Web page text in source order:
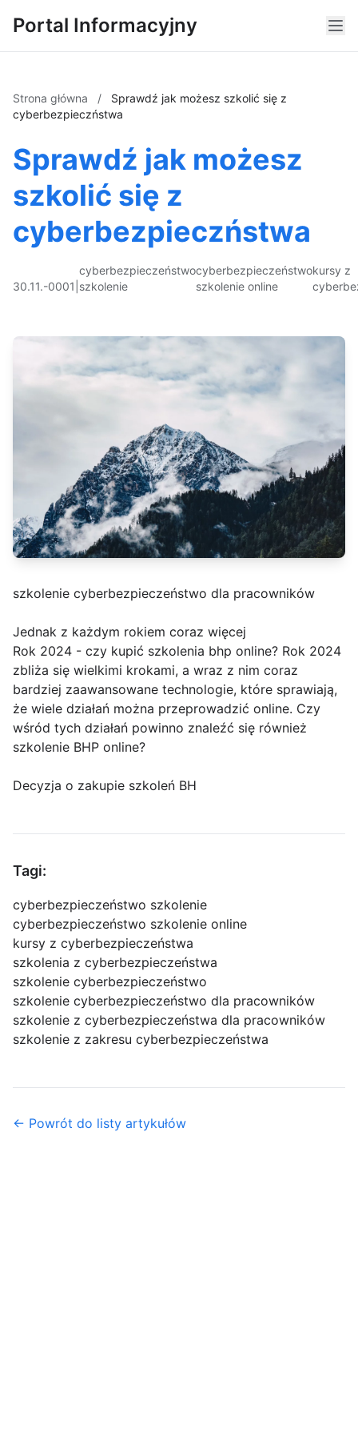
Portal Informacyjny
Strona główna /
Sprawdź jak możesz szkolić się z
cyberbezpieczństwa
Sprawdź jak możesz
szkolić się z
cyberbezpieczństwa
30.11.-0001
cyberbezpieczeństwo
szkolenie
cyberbezpieczeństwo
szkolenie online
kursy z
szkolenie cyberbezpieczeństwo dla pracowników
Jednak z każdym rokiem coraz więcej
Rok 2024 - czy kupić szkolenia bhp online? Rok 2024
zbliża się wielkimi krokami, a wraz z nim coraz
bardziej zaawansowane technologie, które sprawiają,
że wiele działań można przeprowadzić online. Czy
wśród tych działań powinno znaleźć się również
szkolenie BHP online?
Decyzja o zakupie szkoleń BH
Tagi:
cyberbezpieczeństwo szkolenie
cyberbezpieczeństwo szkolenie online
kursy z cyberbezpieczeństwa
szkolenia z cyberbezpieczeństwa
szkolenie cyberbezpieczeństwo
szkolenie cyberbezpieczeństwo dla pracowników
szkolenie z cyberbezpieczeństwa dla pracowników
szkolenie z zakresu cyberbezpieczeństwa
← Powrót do listy artykułów